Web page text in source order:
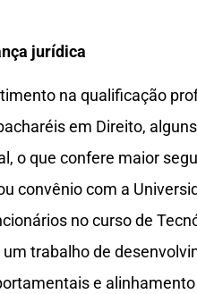
jurídica
na qualificação
em Direito,
o que confere maior
convênio com a
no curso de
trabalho de
e